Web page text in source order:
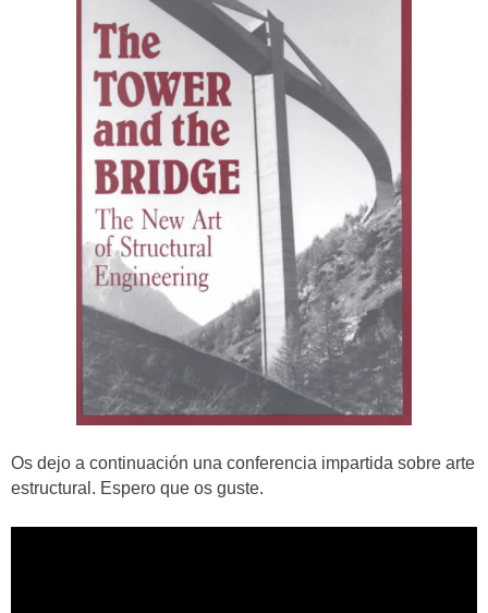
Os dejo a continuación una conferencia impartida sobre arte
estructural. Espero que os guste.